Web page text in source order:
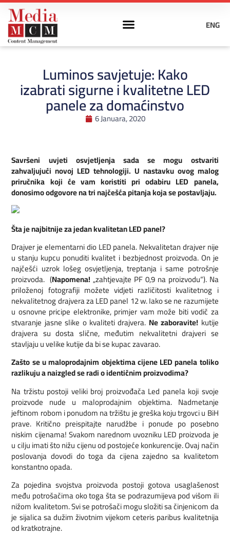
ENG
Luminos savjetuje: Kako
izabrati sigurne i kvalitetne LED
panele za domaćinstvo
6 Januara, 2020
Savršeni uvjeti osvjetljenja sada se mogu ostvariti
zahvaljujući novoj LED tehnologiji. U nastavku ovog malog
priručnika koji će vam koristiti pri odabiru LED panela,
donosimo odgovore na tri najčešća pitanja koja se postavljaju.
Šta je najbitnije za jedan kvalitetan LED panel?
Drajver je elementarni dio LED panela. Nekvalitetan drajver nije
u stanju kupcu ponuditi kvalitet i bezbjednost proizvoda. On je
najčešći uzrok lošeg osvjetljenja, treptanja i same potrošnje
proizvoda. (Napomena! „zahtjevajte PF 0,9 na proizvodu“). Na
priloženoj fotografiji možete vidjeti različitosti kvalitetnog i
nekvalitetnog drajvera za LED panel 12 w. Iako se ne razumijete
u osnovne pricipe elektronike, primjer vam može biti vodič za
stvaranje jasne slike o kvaliteti drajvera. Ne zaboravite! kutije
drajvera su dosta slične, međutim nekvalitetni drajveri se
stavljaju u velike kutije da bi se kupac zavarao.
Zašto se u maloprodajnim objektima cijene LED panela toliko
razlikuju a naizgled se radi o identičnim proizvodima?
Na tržistu postoji veliki broj proizvođača Led panela koji svoje
proizvode nude u maloprodajnim objektima. Nadmetanje
jeftinom robom i ponudom na tržištu je greška koju trgovci u BiH
prave. Kritično preispitajte narudžbe i ponude po posebno
niskim cijenama! Svakom narednom uvozniku LED proizvoda je
u cilju imati što nižu cijenu od postojeće konkurencije. Ovaj način
poslovanja dovodi do toga da cijena zajedno sa kvalitetom
konstantno opada.
Za pojedina svojstva proizvoda postoji gotova usaglašenost
među potrošačima oko toga šta se podrazumijeva pod višom ili
nižom kvalitetom. Svi se potrošači mogu složiti sa činjenicom da
je sijalica sa dužim životnim vijekom ceteris paribus kvalitetnija
od kratkotrajne.